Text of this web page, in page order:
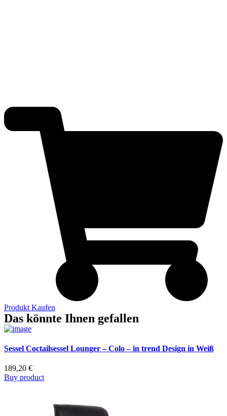
Produkt Kaufen
Das könnte Ihnen gefallen
Sessel Coctailsessel Lounger – Colo – in trend Design in Weiß
189,20 €
Buy product